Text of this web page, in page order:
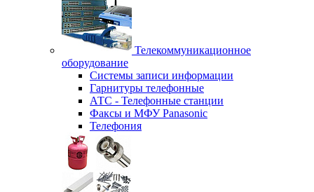
Телекоммуникационное
оборудование
Системы записи информации
Гарнитуры телефонные
АТС - Телефонные станции
Факсы и МФУ Panasonic
Телефония